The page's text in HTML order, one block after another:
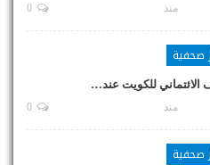
منذ
صحفية
الائتماني للكويت عند…
منذ
صحفية